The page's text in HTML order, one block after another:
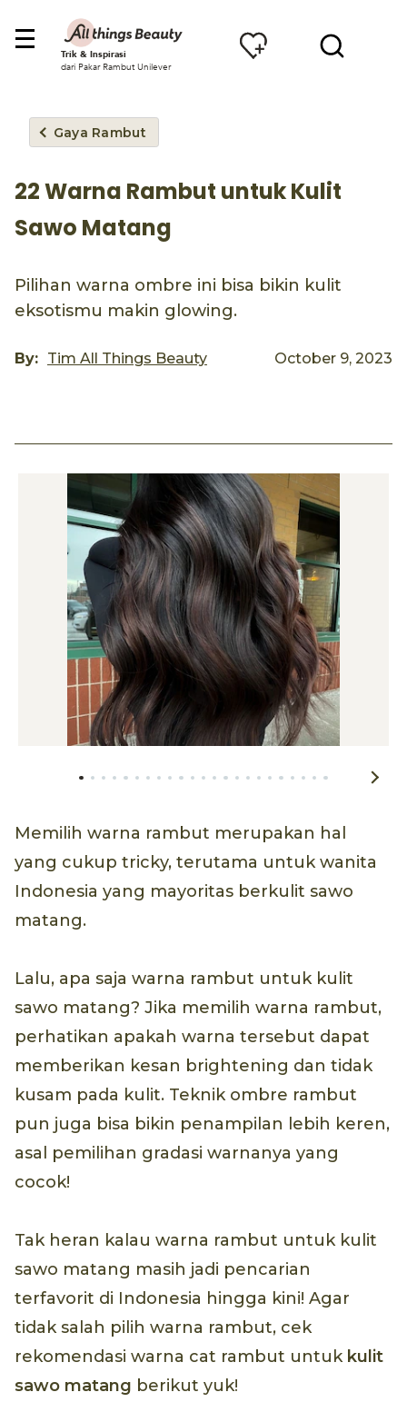
Trik & Inspirasi
dari Pakar Rambut Unilever
Gaya Rambut
22 Warna Rambut untuk Kulit
Sawo Matang
Pilihan warna ombre ini bisa bikin kulit
eksotismu makin glowing.
By: Tim All Things Beauty October 9, 2023
Memilih warna rambut merupakan hal
yang cukup tricky, terutama untuk wanita
Indonesia yang mayoritas berkulit sawo
matang.
Lalu, apa saja warna rambut untuk kulit
sawo matang? Jika memilih warna rambut,
perhatikan apakah warna tersebut dapat
memberikan kesan brightening dan tidak
kusam pada kulit. Teknik ombre rambut
pun juga bisa bikin penampilan lebih keren,
asal pemilihan gradasi warnanya yang
cocok!
Tak heran kalau warna rambut untuk kulit
sawo matang masih jadi pencarian
terfavorit di Indonesia hingga kini! Agar
tidak salah pilih warna rambut, cek
rekomendasi warna cat rambut untuk kulit
sawo matang berikut yuk!